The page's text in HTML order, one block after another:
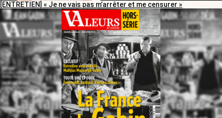
[ENTRETIEN] « Je ne vais pas m’arrêter et me censurer »